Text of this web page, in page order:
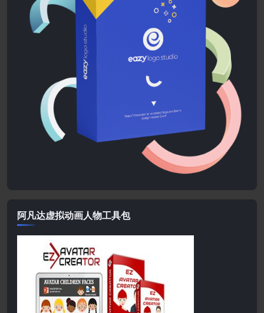
阿凡达虚拟动画人物工具包